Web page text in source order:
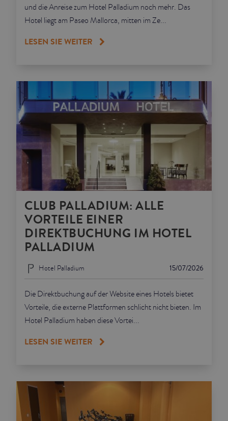
und die Anreise zum Hotel Palladium noch mehr. Das
Hotel liegt am Paseo Mallorca, mitten im Ze...
LESEN SIE WEITER
CLUB PALLADIUM: ALLE
VORTEILE EINER
DIREKTBUCHUNG IM HOTEL
PALLADIUM
15/07/2026
Hotel Palladium
Die Direktbuchung auf der Website eines Hotels bietet
Vorteile, die externe Plattformen schlicht nicht bieten. Im
Hotel Palladium haben diese Vortei...
LESEN SIE WEITER